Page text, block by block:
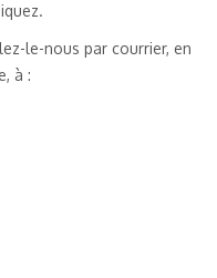
le-nous par courrier, en
à :